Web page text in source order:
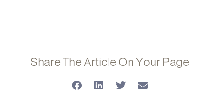
Share The Article On Your Page